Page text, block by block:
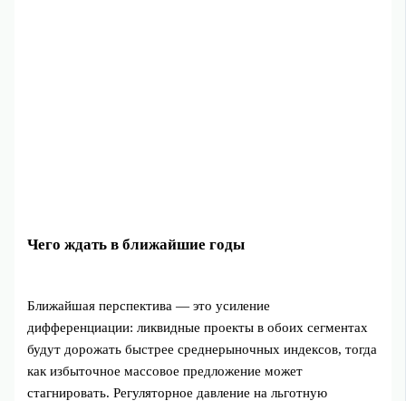
Чего ждать в ближайшие годы
Ближайшая перспектива — это усиление
дифференциации: ликвидные проекты в обоих сегментах
будут дорожать быстрее среднерыночных индексов, тогда
как избыточное массовое предложение может
стагнировать. Регуляторное давление на льготную